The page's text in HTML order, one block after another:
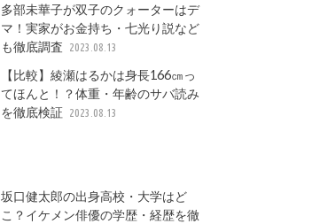
多部未華子が双子のクォーターはデ
マ！実家がお金持ち・七光り説など
も徹底調査
2023.08.13
【比較】綾瀬はるかは身長166㎝っ
てほんと！？体重・年齢のサバ読み
を徹底検証 2023.08.13
坂口健太郎の出身高校・大学はど
こ？イケメン俳優の学歴・経歴を徹